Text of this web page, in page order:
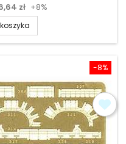
zł +8%
-8%